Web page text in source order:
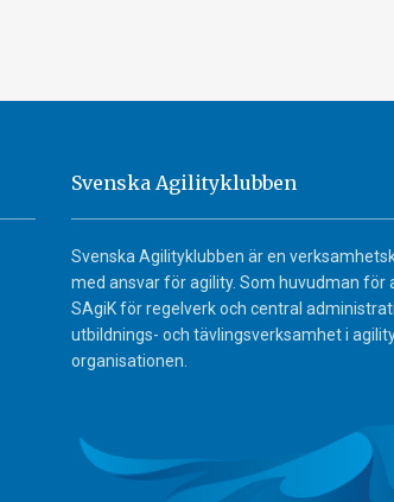
Svenska Agilityklubben
Svenska Agilityklubben är en
med ansvar för agility. Som huvudman för
SAgiK för regelverk och central
utbildnings- och tävlingsverksamhet i
organisationen.